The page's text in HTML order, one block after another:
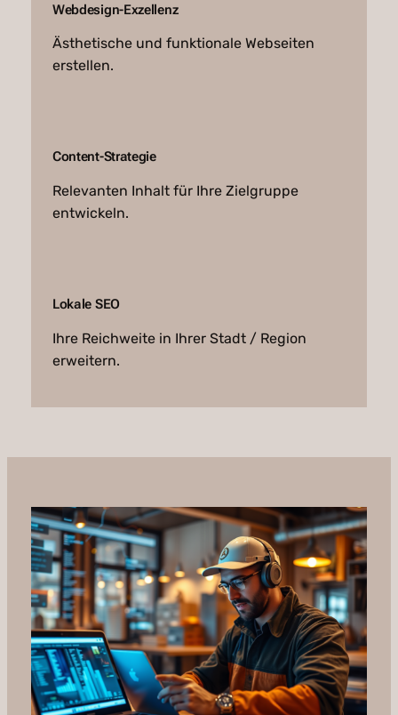
Webdesign-Exzellenz
Ästhetische und funktionale Webseiten
erstellen.
Content-Strategie
Relevanten Inhalt für Ihre Zielgruppe
entwickeln.
Lokale SEO
Ihre Reichweite in Ihrer Stadt / Region
erweitern.